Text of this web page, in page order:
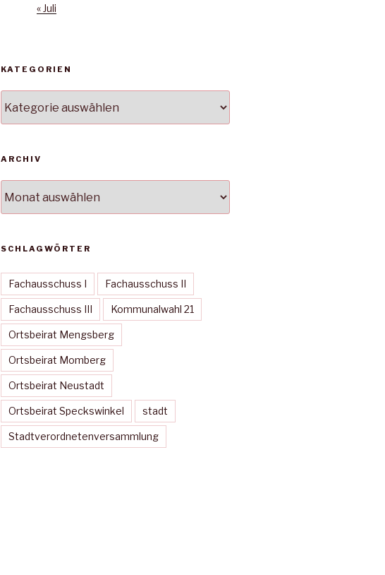
« Juli
KATEGORIEN
ARCHIV
SCHLAGWÖRTER
Fachausschuss I Fachausschuss II
Fachausschuss III Kommunalwahl 21
Ortsbeirat Mengsberg
Ortsbeirat Momberg
Ortsbeirat Neustadt
Ortsbeirat Speckswinkel stadt
Stadtverordnetenversammlung